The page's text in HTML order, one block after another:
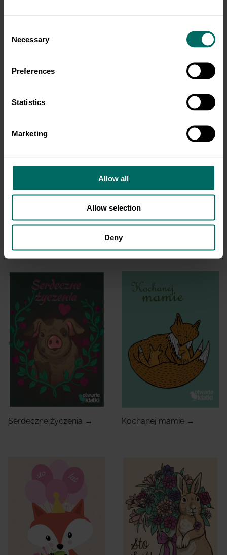
Selection
Necessary
Preferences
Statistics
Marketing
Allow all
Allow selection
DenyKocham! →
Serdeczne życzenia → Kochanej mamie →